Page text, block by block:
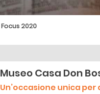
Focus 2020
Museo Casa Don
Un’occasione unica